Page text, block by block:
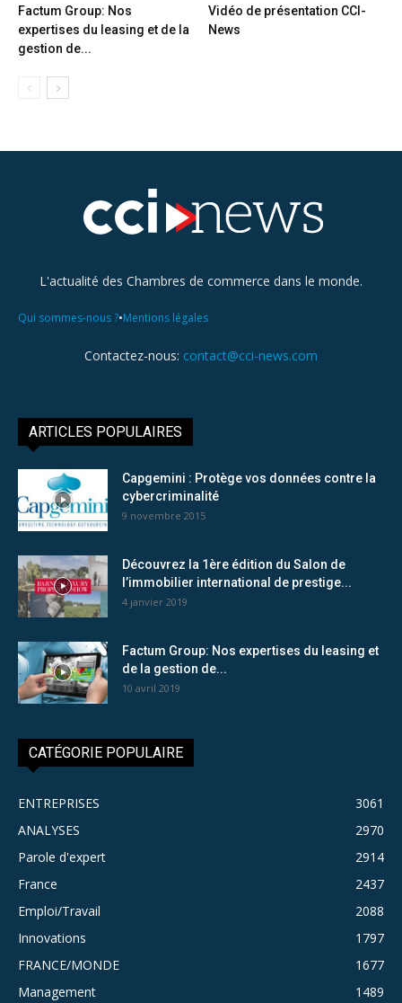
Factum Group: Nos
expertises du leasing et de la
gestion de...
Vidéo de présentation CCI-
News
L'actualité des Chambres de commerce dans le monde.
Qui sommes-nous ?•Mentions légales
Contactez-nous: contact@cci-news.com
ARTICLES POPULAIRES
Capgemini : Protège vos données contre la
cybercriminalité
9 novembre 2015
Découvrez la 1ère édition du Salon de
l’immobilier international de prestige...
4 janvier 2019
Factum Group: Nos expertises du leasing et
de la gestion de...
10 avril 2019
CATÉGORIE POPULAIRE
ENTREPRISES
3061
ANALYSES
2970
Parole d'expert
2914
France
2437
Emploi/Travail
2088
Innovations
1797
FRANCE/MONDE
1677
Management
1489